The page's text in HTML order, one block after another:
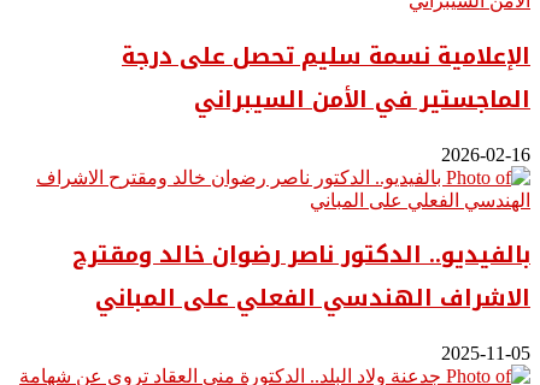
الإعلامية نسمة سليم تحصل على درجة
الماجستير في الأمن السيبراني
2026-02-16
بالفيديو.. ‎الدكتور ناصر رضوان خالد ومقترح
الاشراف الهندسي الفعلي على المباني
2025-11-05